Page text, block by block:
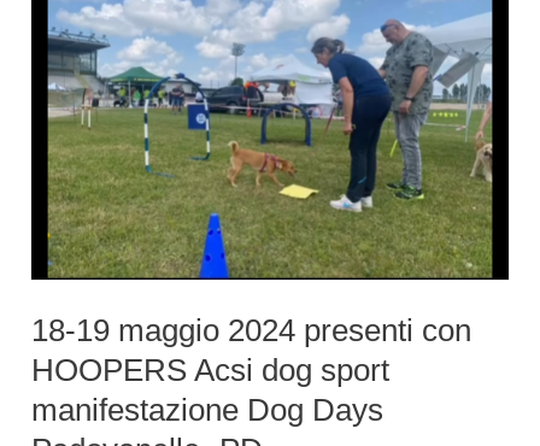
luglio
2024
18-19 maggio 2024 presenti con
HOOPERS Acsi dog sport
manifestazione Dog Days